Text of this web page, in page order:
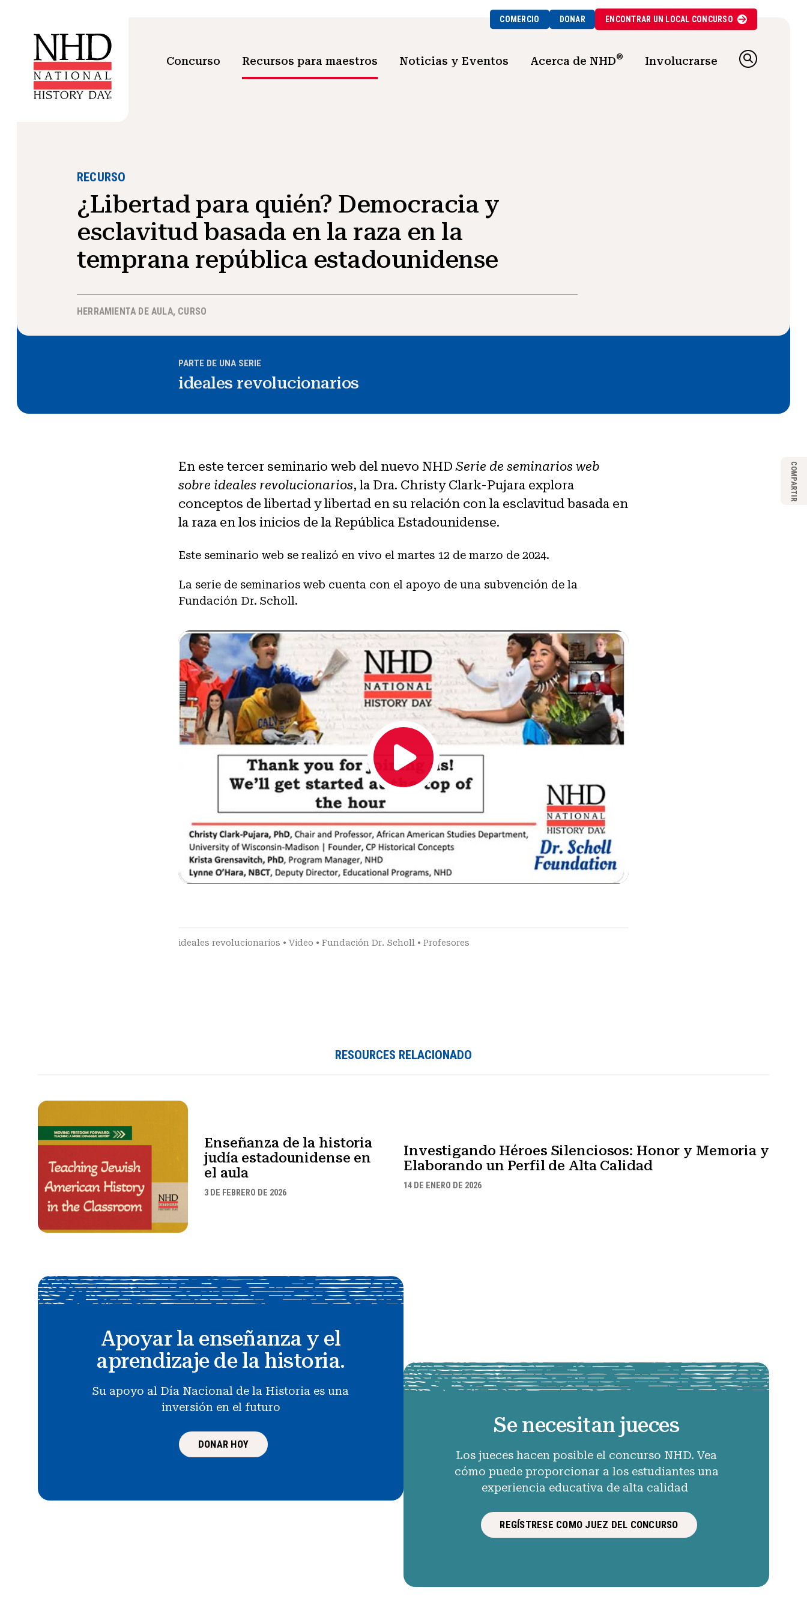
COMERCIO DONAR ENCONTRAR UN LOCAL CONCURSO
Concurso Recursos para maestros Noticias y Eventos Acerca de NHD® Involucrarse
RECURSO
¿Libertad para quién? Democracia y
esclavitud basada en la raza en la
temprana república estadounidense
HERRAMIENTA DE AULA, CURSO
PARTE DE UNA SERIE
ideales revolucionarios
En este tercer seminario web del nuevo NHDSerie de seminarios web
sobre ideales revolucionarios, la Dra. Christy Clark-Pujara explora
conceptos de libertad y libertad en su relación con la esclavitud basada en
la raza en los inicios de la República Estadounidense.
Este seminario web se realizó en vivo el martes 12 de marzo de 2024.
La serie de seminarios web cuenta con el apoyo de una subvención de la
Fundación Dr. Scholl.
ideales revolucionarios • Video • Fundación Dr. Scholl • Profesores
COMPARTIR
RESOURCES RELACIONADO
Enseñanza de la historia
judía estadounidense en
el aula
3 DE FEBRERO DE 2026
Investigando Héroes Silenciosos: Honor y Memoria y
Elaborando un Perfil de Alta Calidad
14 DE ENERO DE 2026
Apoyar la enseñanza y el
aprendizaje de la historia.
Su apoyo al Día Nacional de la Historia es una
inversión en el futuro
DONAR HOY
Se necesitan jueces
Los jueces hacen posible el concurso NHD. Vea
cómo puede proporcionar a los estudiantes una
experiencia educativa de alta calidad
REGÍSTRESE COMO JUEZ DEL CONCURSO